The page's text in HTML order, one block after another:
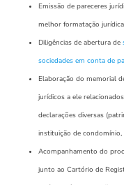
Emissão de pareceres
melhor formatação
Diligências de abertura de
sociedades em conta de
Elaboração do memorial
jurídicos a ele
declarações diversas
instituição de
Acompanhamento do
junto ao Cartório de